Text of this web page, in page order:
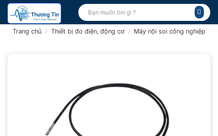
Bỏ
qua
Tìm
kiếm:
Trang chủ / Thiết bị đo điện, động cơ / Máy nội soi công nghiệp